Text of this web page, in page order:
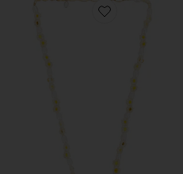
Favorite DAISY ネ